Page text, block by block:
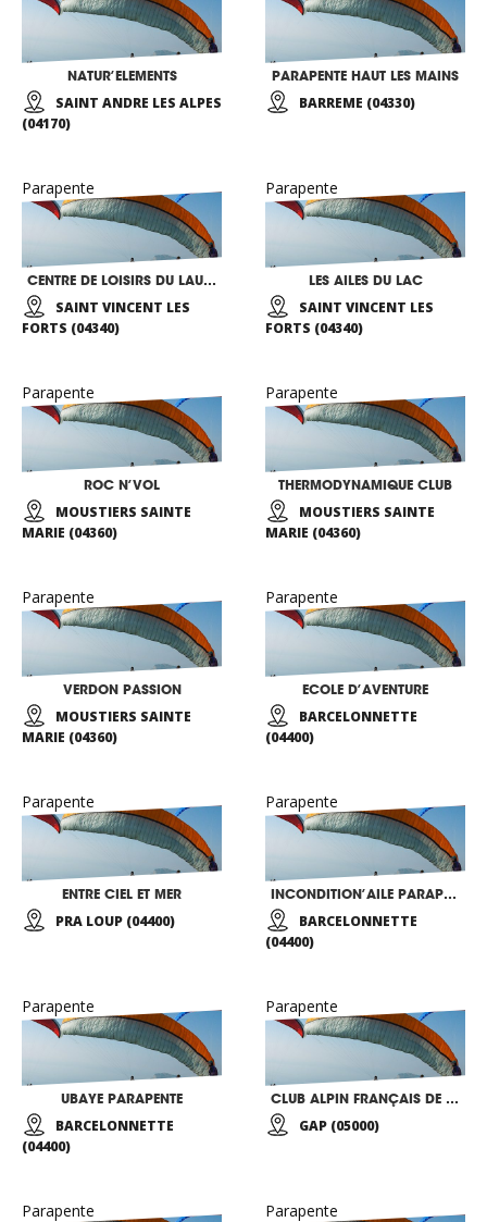
NATUR’ELEMENTS
SAINT ANDRE LES ALPES
(04170)
PARAPENTE HAUT LES MAINS
BARREME (04330)
Parapente
CENTRE DE LOISIRS DU LAUTARET
SAINT VINCENT LES
FORTS (04340)
Parapente
LES AILES DU LAC
SAINT VINCENT LES
FORTS (04340)
Parapente
ROC N’VOL
MOUSTIERS SAINTE
MARIE (04360)
Parapente
THERMODYNAMIQUE CLUB
MOUSTIERS SAINTE
MARIE (04360)
Parapente
VERDON PASSION
MOUSTIERS SAINTE
MARIE (04360)
Parapente
ECOLE D’AVENTURE
BARCELONNETTE
(04400)
Parapente
ENTRE CIEL ET MER
PRA LOUP (04400)
Parapente
INCONDITION’AILE PARAPENTE
BARCELONNETTE
(04400)
Parapente
UBAYE PARAPENTE
BARCELONNETTE
(04400)
Parapente
CLUB ALPIN FRANÇAIS DE GAP
GAP (05000)
Parapente Parapente